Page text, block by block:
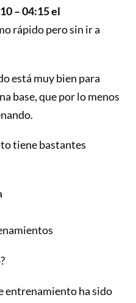
– 04:15 el
rápido pero sin ir a
está muy bien para
base, que por lo menos
tiene bastantes
entrenamiento ha sido